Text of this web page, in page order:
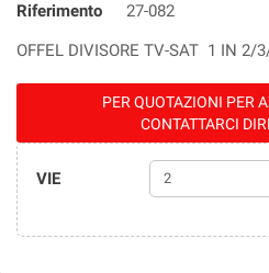
Riferimento
27-082
OFFEL DIVISORE TV-SAT 1 IN 2/
PER QUOTAZIONI PER
CONTATTARCI
VIE